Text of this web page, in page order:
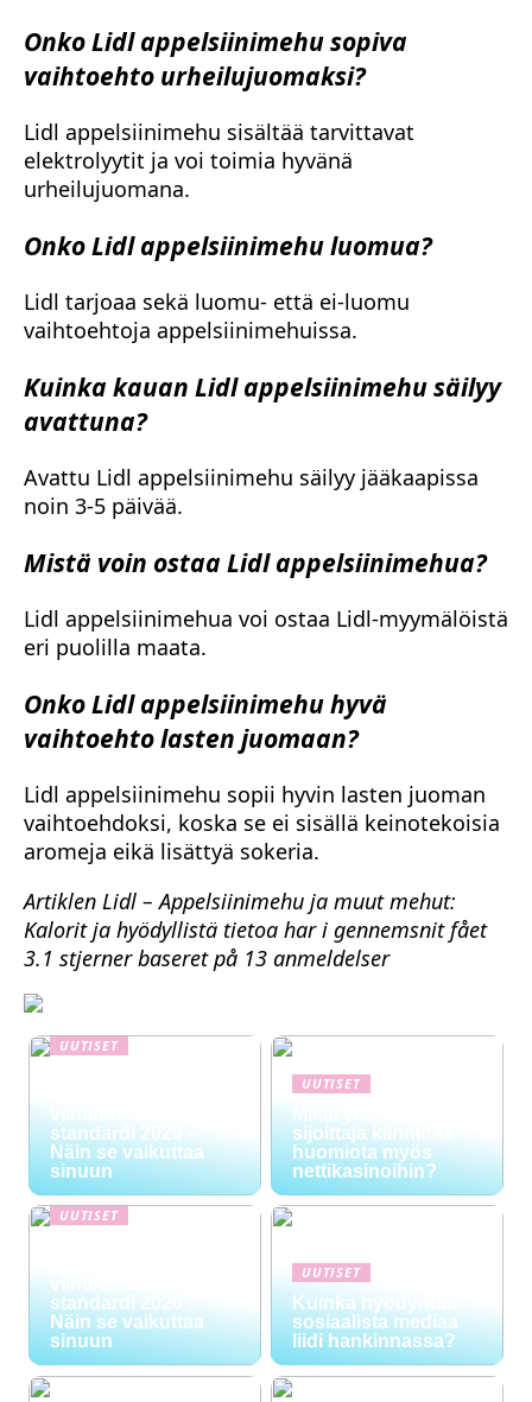
Onko Lidl appelsiinimehu sopiva
vaihtoehto urheilujuomaksi?
Lidl appelsiinimehu sisältää tarvittavat
elektrolyytit ja voi toimia hyvänä
urheilujuomana.
Onko Lidl appelsiinimehu luomua?
Lidl tarjoaa sekä luomu- että ei-luomu
vaihtoehtoja appelsiinimehuissa.
Kuinka kauan Lidl appelsiinimehu säilyy
avattuna?
Avattu Lidl appelsiinimehu säilyy jääkaapissa
noin 3-5 päivää.
Mistä voin ostaa Lidl appelsiinimehua?
Lidl appelsiinimehua voi ostaa Lidl-myymälöistä
eri puolilla maata.
Onko Lidl appelsiinimehu hyvä
vaihtoehto lasten juomaan?
Lidl appelsiinimehu sopii hyvin lasten juoman
vaihtoehdoksi, koska se ei sisällä keinotekoisia
aromeja eikä lisättyä sokeria.
Artiklen Lidl – Appelsiinimehu ja muut mehut:
Kalorit ja hyödyllistä tietoa har i gennemsnit fået
3.1 stjerner baseret på 13 anmeldelser
UUTISET
viihteen uusi
standardi 2026 –
Näin se vaikuttaa
sinuun
UUTISET
Miksi yhä useampi
sijoittaja kiinnittää
huomiota myös
nettikasinoihin?
UUTISET
viihteen uusi
standardi 2026 –
Näin se vaikuttaa
sinuun
UUTISET
Kuinka hyödyntää
sosiaalista mediaa
liidi hankinnassa?